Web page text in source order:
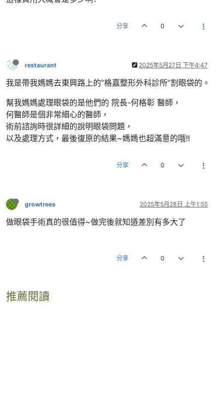
分享 0
restaurant 2025年5月27日 下午4:47
我是帶我媽媽去東興路上的”格嘉整形外科診所”割眼袋的。
幫我媽媽處理眼袋的是他們的 院長-何格彰 醫師，
何醫師是個非常細心的醫師，
術前諮詢時很詳細的說明眼袋問題，
以及處理方式，最後復原的結果~媽媽也超滿意的哦!!
分享 0
growtrees 2025年5月28日 上午1:55
做眼袋手術真的很值得~做完後就知道差別有多大了
分享 0
推薦閱讀